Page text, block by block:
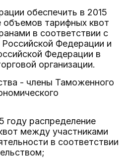
обеспечить в 2015
объемов тарифных квот
в соответствии с
Федерации и
Федерации в
организации.
- члены Таможенного
году распределение
между участниками
в соответствии